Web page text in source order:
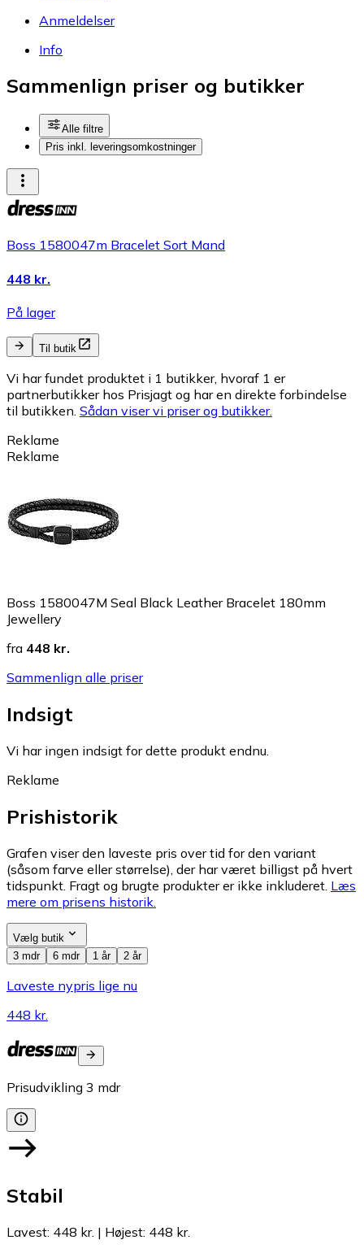
Anmeldelser
Info
Sammenlign priser og butikker
Alle filtre
Pris inkl. leveringsomkostninger
Boss 1580047m Bracelet Sort Mand
448 kr.
På lager
Til butik
Vi har fundet produktet i 1 butikker, hvoraf 1 er
partnerbutikker hos Prisjagt og har en direkte forbindelse
til butikken. Sådan viser vi priser og butikker.
Reklame
Reklame
Boss 1580047M Seal Black Leather Bracelet 180mm
Jewellery
fra 448 kr.
Sammenlign alle priser
Indsigt
Vi har ingen indsigt for dette produkt endnu.
Reklame
Prishistorik
Grafen viser den laveste pris over tid for den variant
(såsom farve eller størrelse), der har været billigst på hvert
tidspunkt. Fragt og brugte produkter er ikke inkluderet. Læs
mere om prisens historik.
Vælg butik
3 mdr
6 mdr 1 år 2 år
Laveste nypris lige nu
448 kr.
Prisudvikling 3 mdr
Stabil
Lavest: 448 kr. | Højest: 448 kr.